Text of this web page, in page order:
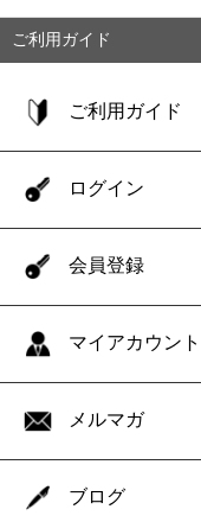
ご利用ガイド
ご利用ガイド
ログイン
会員登録
マイアカウント
メルマガ
ブログ